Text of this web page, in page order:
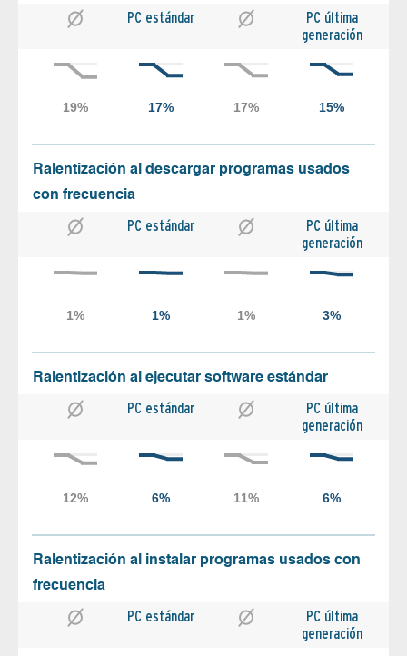
PC estándar
PC última
generación
Ralentización al descargar programas usados
con frecuencia
PC estándar
PC última
generación
Ralentización al ejecutar software estándar
PC estándar
PC última
generación
Ralentización al instalar programas usados con
frecuencia
PC estándar
PC última
generación